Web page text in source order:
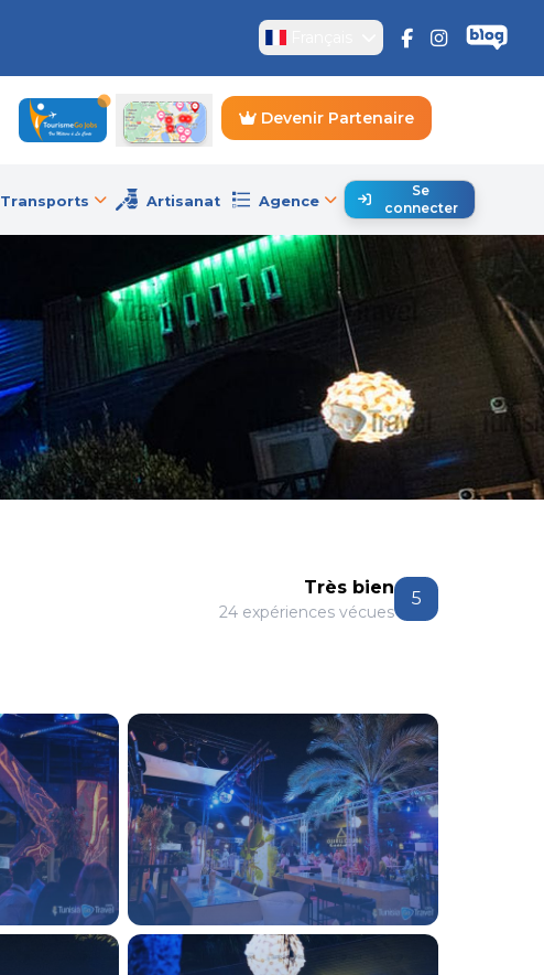
Devenir Partenaire
Transports Artisanat Agence
Se
connecter
Très bien
24 expériences vécues
5